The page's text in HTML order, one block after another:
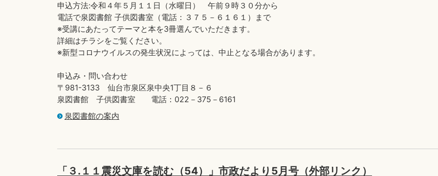
申込方法:令和４年５月１１日（水曜日） 午前９時３０分から
電話で泉図書館 子供図書室（電話：３７５－６１６１）まで
※受講にあたってテーマと本を3冊選んでいただきます。
詳細はチラシをご覧ください。
※新型コロナウイルスの発生状況によっては、中止となる場合があります。
申込み・問い合わせ
〒981-3133 仙台市泉区泉中央1丁目８－６
泉図書館 子供図書室 電話：022－375－6161
泉図書館の案内
「３.１１震災文庫を読む（54）」市政だより5月号（外部リンク）